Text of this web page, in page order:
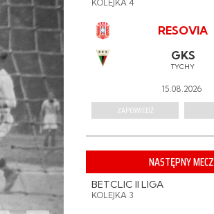
KOLEJKA 4
RESOVIA
GKS
TYCHY
15.08.2026
ZAPOWIEDŹ
NASTĘPNY MECZ
BETCLIC II LIGA
KOLEJKA 3